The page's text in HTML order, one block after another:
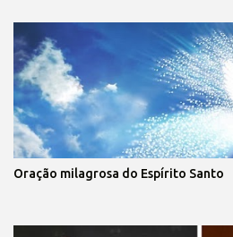
Oração milagrosa do Espírito Santo